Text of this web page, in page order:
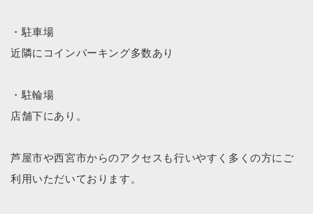
・駐車場
近隣にコインパーキング多数あり
・駐輪場
店舗下にあり。
芦屋市や西宮市からのアクセスも行いやすく多くの方にご
利用いただいております。